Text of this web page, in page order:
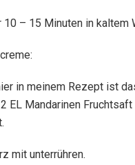
– 15 Minuten in kaltem
in meinem Rezept ist
EL Mandarinen
mit unterrühren.